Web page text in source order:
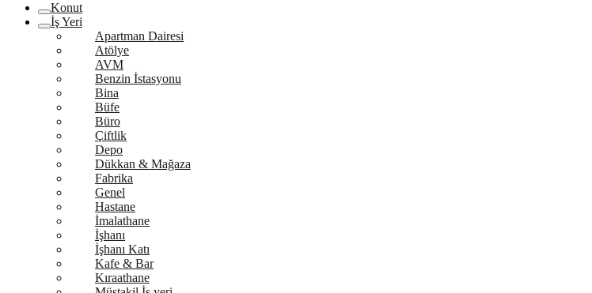
Konut
İş Yeri
Apartman Dairesi
Atölye
AVM
Benzin İstasyonu
Bina
Büfe
Büro
Çiftlik
Depo
Dükkan & Mağaza
Fabrika
Genel
Hastane
İmalathane
İşhanı
İşhanı Katı
Kafe & Bar
Kıraathane